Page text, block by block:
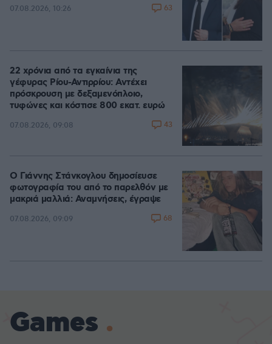
07.08.2026, 10:26 63
22 χρόνια από τα εγκαίνια της
γέφυρας Ρίου-Αντιρρίου: Αντέχει
πρόσκρουση με δεξαμενόπλοιο,
τυφώνες και κόστισε 800 εκατ. ευρώ
07.08.2026, 09:08 43
Ο Γιάννης Στάνκογλου δημοσίευσε
φωτογραφία του από το παρελθόν με
μακριά μαλλιά: Αναμνήσεις, έγραψε
07.08.2026, 09:09 68
Games